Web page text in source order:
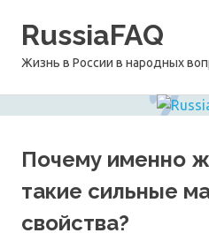
RussiaFAQ
Жизнь в России в народных
Почему именно
такие сильные
свойства?